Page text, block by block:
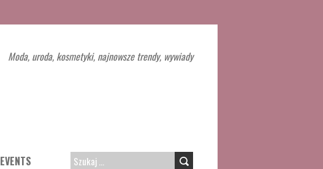
Moda, uroda, kosmetyki, najnowsze trendy, wywiady
EVENTS SZUKAJ: